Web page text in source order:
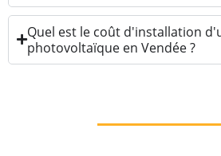
Quel est le coût d'installation
photovoltaïque en Vendée ?